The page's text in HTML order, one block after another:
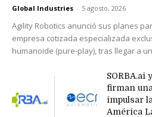
Global Industries - 5 agosto, 2026
Agility Robotics anunció sus planes
empresa cotizada especializada
humanoide (pure-play), tras llegar a
SORBA.ai
firman
impulsar
América